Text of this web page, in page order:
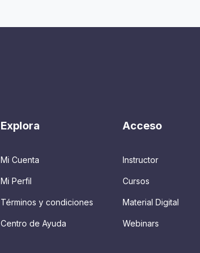
Explora
Mi Cuenta
Mi Perfil
Términos y condiciones
Centro de Ayuda
Acceso
Instructor
Cursos
Material Digital
Webinars